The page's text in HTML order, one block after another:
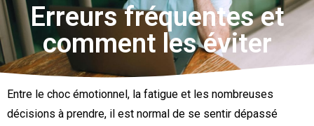
Erreurs fréquentes et
comment les éviter
Entre le choc émotionnel, la fatigue et les nombreuses
décisions à prendre, il est normal de se sentir dépassé